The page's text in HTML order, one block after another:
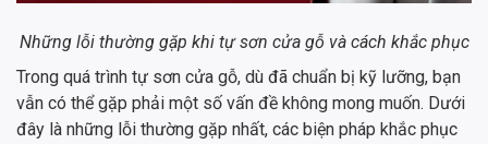
Những lỗi thường gặp khi tự sơn cửa gỗ và cách khắc phục
Trong quá trình tự sơn cửa gỗ, dù đã chuẩn bị kỹ lưỡng, bạn
vẫn có thể gặp phải một số vấn đề không mong muốn. Dưới
đây là những lỗi thường gặp nhất, các biện pháp khắc phục